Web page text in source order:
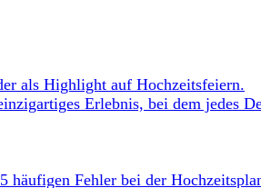
als Highlight auf Hochzeitsfeiern.
Erlebnis, bei dem jedes
häufigen Fehler bei der